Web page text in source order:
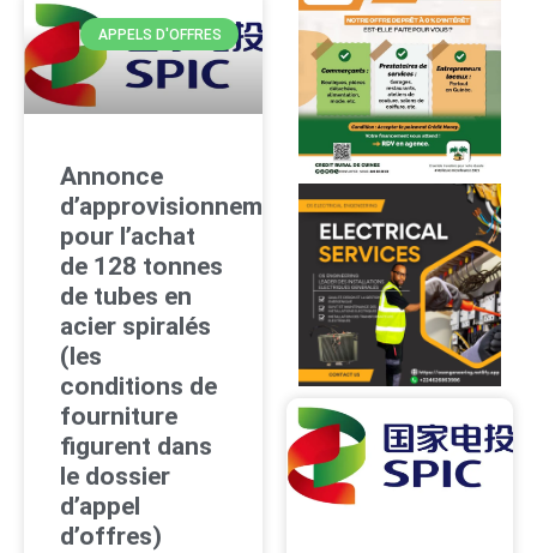
APPELS D'OFFRES
Annonce
d’approvisionnement
pour l’achat
de 128 tonnes
de tubes en
acier spiralés
(les
conditions de
fourniture
figurent dans
le dossier
d’appel
d’offres)